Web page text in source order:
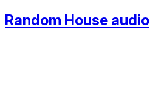
Random House audio